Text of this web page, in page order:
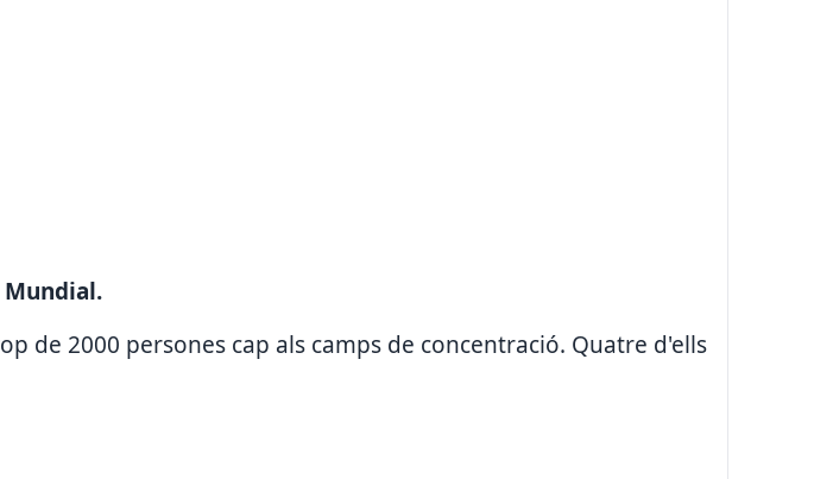
Mundial.
de 2000 persones cap als camps de concentració. Quatre d'ells